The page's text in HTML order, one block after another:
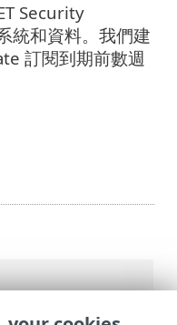
Security
統和資料。我們建
訂閱到期前數週